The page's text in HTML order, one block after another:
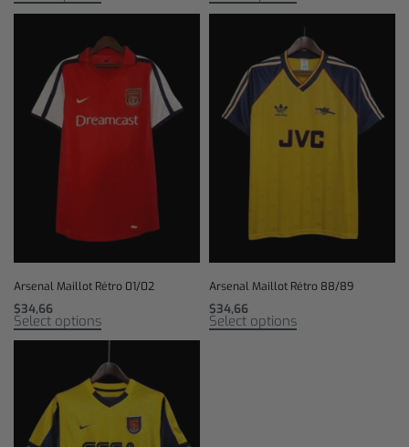
Arsenal Maillot Rétro 01/02
$34,66
Select options
Arsenal Maillot Rétro 88/89
$34,66
Select options